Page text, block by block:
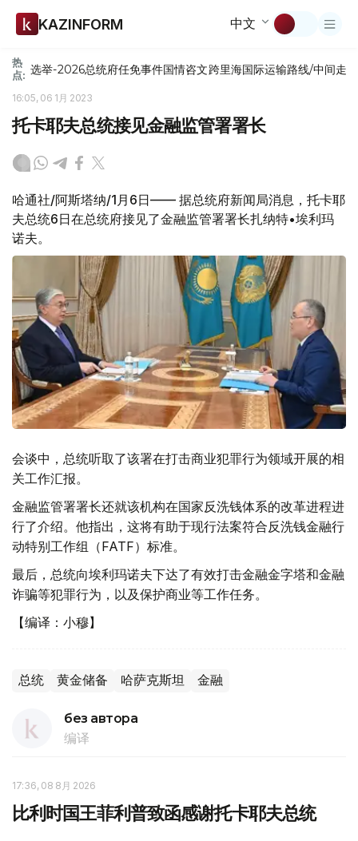
KAZINFORM 中文
热
点: 选举-2026总统府任免事件国情咨文跨里海国际运输路线/中间走廊
16:05, 06 1月 2023
托卡耶夫总统接见金融监管署署长
哈通社/阿斯塔纳/1月6日—— 据总统府新闻局消息，托卡耶
夫总统6日在总统府接见了金融监管署署长扎纳特•埃利玛
诺夫。
会谈中，总统听取了该署在打击商业犯罪行为领域开展的相
关工作汇报。
金融监管署署长还就该机构在国家反洗钱体系的改革进程进
行了介绍。他指出，这将有助于现行法案符合反洗钱金融行
动特别工作组（FATF）标准。
最后，总统向埃利玛诺夫下达了有效打击金融金字塔和金融
诈骗等犯罪行为，以及保护商业等工作任务。
【编译：小穆】
总统 黄金储备 哈萨克斯坦 金融
без автора
编译
17:36, 08 8月 2026
比利时国王菲利普致函感谢托卡耶夫总统